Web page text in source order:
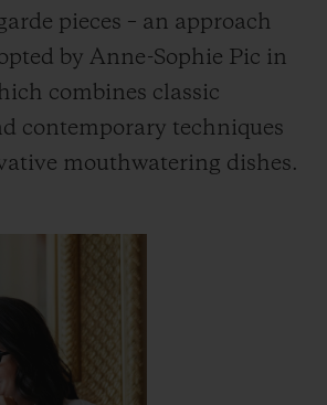
pieces – an approach
by Anne-Sophie Pic in
combines classic
contemporary techniques
mouthwatering dishes.